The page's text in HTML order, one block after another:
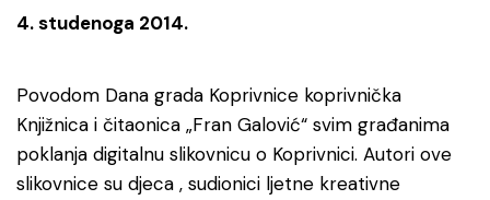
4. studenoga 2014.
Povodom Dana grada Koprivnice koprivnička
Knjižnica i čitaonica „Fran Galović“ svim građanima
poklanja digitalnu slikovnicu o Koprivnici. Autori ove
slikovnice su djeca , sudionici ljetne kreativne